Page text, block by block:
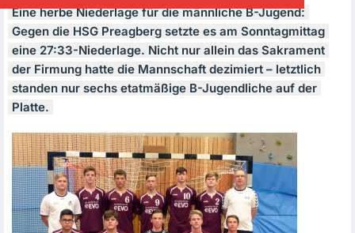
Eine herbe Niederlage für die männliche B-Jugend:
Gegen die HSG Preagberg setzte es am Sonntagmittag
eine 27:33-Niederlage. Nicht nur allein das Sakrament
der Firmung hatte die Mannschaft dezimiert – letztlich
standen nur sechs etatmäßige B-Jugendliche auf der
Platte.